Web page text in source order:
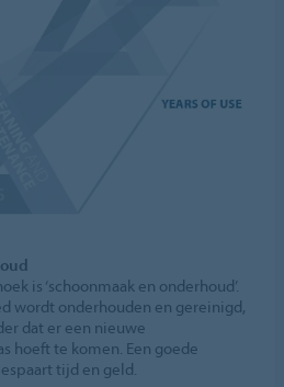
is ‘schoonmaak en onderhoud’.
wordt onderhouden en gereinigd,
dat er een nieuwe
hoeft te komen. Een goede
tijd en geld.